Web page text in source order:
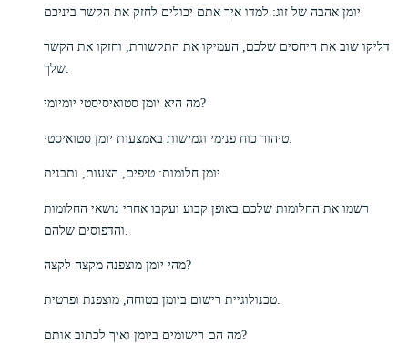
יומן אהבה של זוג: למדו איך אתם יכולים לחזק את הקשר ביניכם
דליקו שוב את היחסים שלכם, העמיקו את התקשורת, וחזקו את הקשר
מה היא יומן סטואיסיסטי יומיומי?
יומן חלומות: טיפים, הצעות, ותבנית
רשמו את החלומות שלכם באופן קבוע ועקבו אחרי נושאי החלומות
מהי יומן מוצפנה מקצה לקצה?
טכנולוגיית רישום ביומן בטוחה, מוצפנת ופרטית.
מה הם רישומים ביומן ואיך לכתוב אותם?